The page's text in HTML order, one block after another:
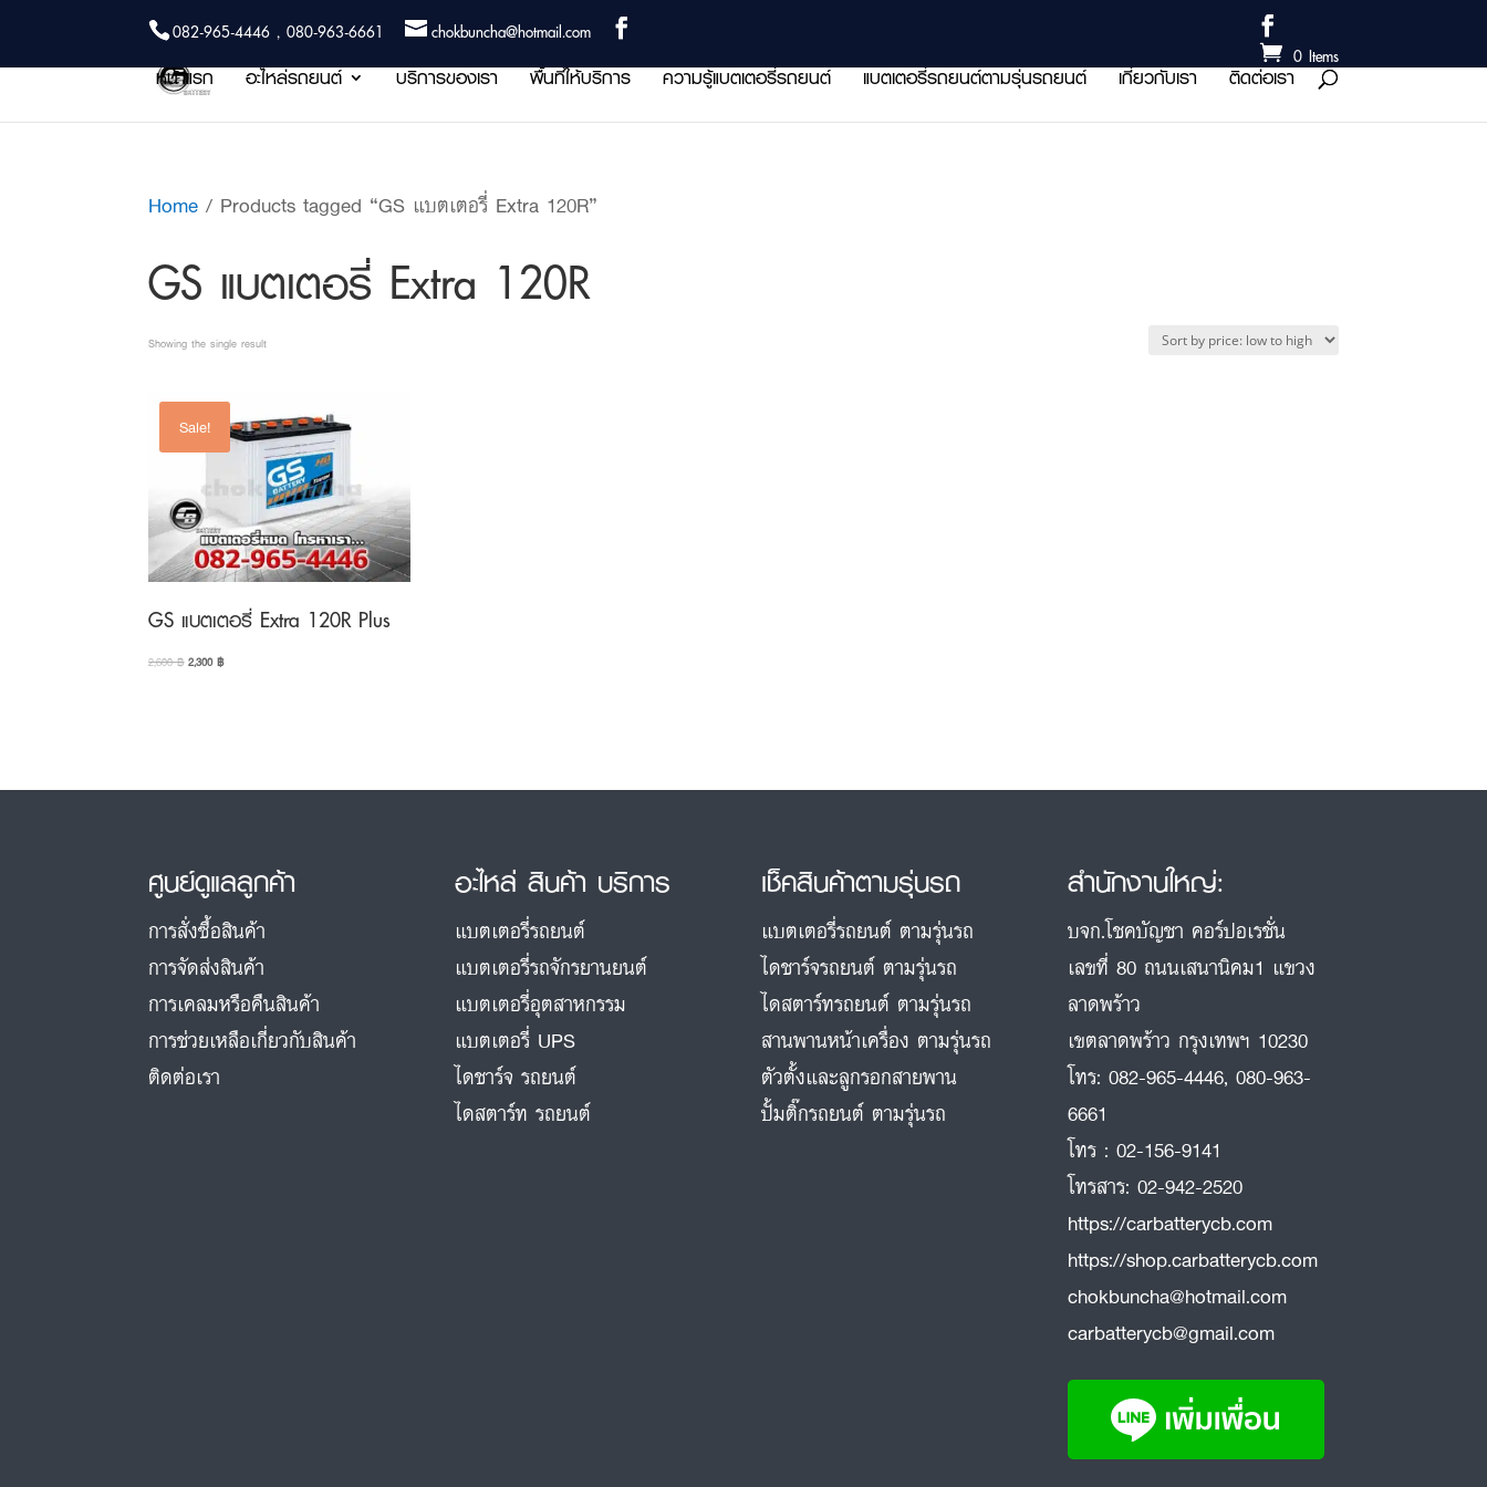
082-965-4446 , 080-963-6661
chokbuncha@hotmail.com
0 Items
หน้าแรก อะไหล่รถยนต์ บริการของเรา พื้นที่ให้บริการ ความรู้แบตเตอรี่รถยนต์ แบตเตอรี่รถยนต์ตามรุ่นรถยนต์ เกี่ยวกับเรา ติดต่อเรา
Home / Products tagged “GS แบตเตอรี่ Extra 120R”
GS แบตเตอรี่ Extra 120R
Showing the single result
Sale!
GS แบตเตอรี่ Extra 120R Plus
2,600฿Original
2,300฿Current
ศูนย์ดูแลลูกค้า
การสั่งซื้อสินค้า
การจัดส่งสินค้า
การเคลมหรือคืนสินค้า
การช่วยเหลือเกี่ยวกับสินค้า
ติดต่อเรา
อะไหล่ สินค้า บริการ
แบตเตอรี่รถยนต์
แบตเตอรี่รถจักรยานยนต์
แบตเตอรี่อุตสาหกรรม
แบตเตอรี่ UPS
ไดชาร์จ รถยนต์
ไดสตาร์ท รถยนต์
เช็คสินค้าตามรุ่นรถ
แบตเตอรี่รถยนต์ ตามรุ่นรถ
ไดชาร์จรถยนต์ ตามรุ่นรถ
ไดสตาร์ทรถยนต์ ตามรุ่นรถ
สานพานหน้าเครื่อง ตามรุ่นรถ
ตัวตั้งและลูกรอกสายพาน
ปั้มติ๊กรถยนต์ ตามรุ่นรถ
สำนักงานใหญ่:
บจก.โชคบัญชา คอร์ปอเรชั่น
เลขที่ 80 ถนนเสนานิคม1 แขวง
ลาดพร้าว
เขตลาดพร้าว กรุงเทพฯ 10230
โทร: 082-965-4446, 080-963-
6661
โทร : 02-156-9141
โทรสาร: 02-942-2520
https://carbatterycb.com
https://shop.carbatterycb.com
chokbuncha@hotmail.com
carbatterycb@gmail.com